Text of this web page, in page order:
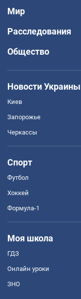
Мир
Расследования
Общество
Новости Украины
Киев
Запорожье
Черкассы
Спорт
Футбол
Хоккей
Формула-1
Моя школа
ГДЗ
Онлайн уроки
ЗНО